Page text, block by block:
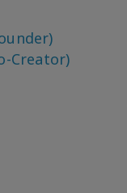
Creator)